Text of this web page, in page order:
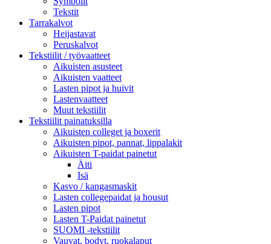
Tekstit
Tarrakalvot
Heijastavat
Peruskalvot
Tekstiilit / työvaatteet
Aikuisten asusteet
Aikuisten vaatteet
Lasten pipot ja huivit
Lastenvaatteet
Muut tekstiilit
Tekstiilit painatuksilla
Aikuisten colleget ja boxerit
Aikuisten pipot, pannat, lippalakit
Aikuisten T-paidat painetut
Äiti
Isä
Kasvo / kangasmaskit
Lasten collegepaidat ja housut
Lasten pipot
Lasten T-Paidat painetut
SUOMI -tekstiilit
Vauvat, bodyt, ruokalaput